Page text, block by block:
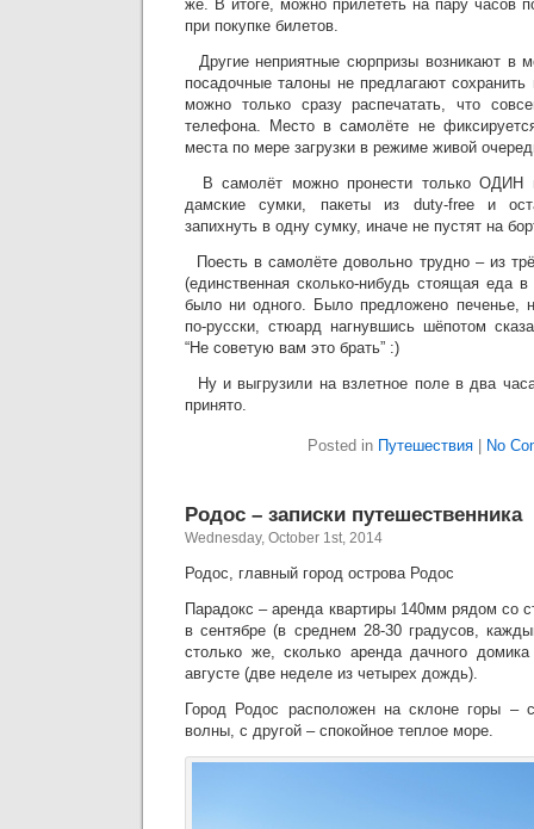
же. В итоге, можно прилететь на пару часов
при покупке билетов.
Другие неприятные сюрпризы возникают в
посадочные талоны не предлагают
можно только сразу распечатать, что
телефона. Место в самолёте не
места по мере загрузки в режиме живой
В самолёт можно пронести только ОДИН
дамские сумки, пакеты из duty-free и
запихнуть в одну сумку, иначе не пустят на
Поесть в самолёте довольно трудно – из
(единственная сколько-нибудь стоящая еда
было ни одного. Было предложено печенье,
по-русски, стюард нагнувшись шёпотом
“Не советую вам это брать” :)
Ну и выгрузили на взлетное поле в два
принято.
Posted in Путешествия No
Родос – записки путешественника
Wednesday, October 1st, 2014
Родос, главный город острова Родос
Парадокс – аренда квартиры 140мм рядом со
в сентябре (в среднем 28-30 градусов,
столько же, сколько аренда дачного
августе (две неделе из четырех дождь).
Город Родос расположен на склоне горы –
волны, с другой – спокойное теплое море.